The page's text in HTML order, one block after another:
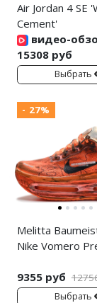
Air Jordan 4 SE
Cement'
видео-
15308 руб
Выбрать
- 27%
Melitta
Nike Vomero
9355 руб
Выбрать